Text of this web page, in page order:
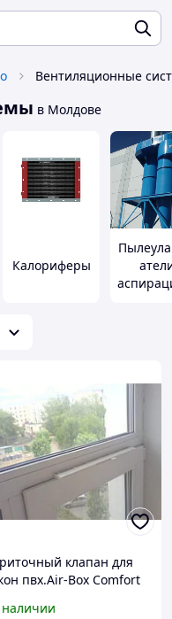
Вентиляционные
в Молдове
Калориферы
клапан для
пвх.Air-Box Comfort